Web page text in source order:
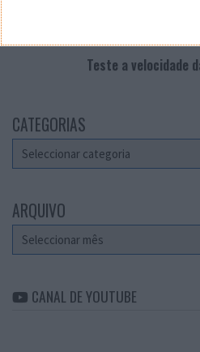
Teste a velocidade
CATEGORIAS
Categorias
ARQUIVO
Arquivo
CANAL DE YOUTUBE